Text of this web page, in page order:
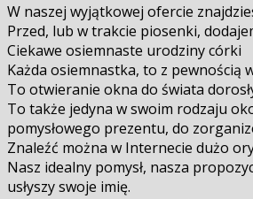
W naszej wyjątkowej ofercie
Przed, lub w trakcie piosenki,
Ciekawe osiemnaste urodziny córki
Każda osiemnastka, to z pewnością
To otwieranie okna do świata
To także jedyna w swoim rodzaju
pomysłowego prezentu, do
Znaleźć można w Internecie dużo
Nasz idealny pomysł, nasza
usłyszy swoje imię.